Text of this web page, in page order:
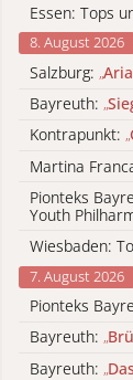
Essen: Tops
8. August 2026
Salzburg: „
Bayreuth: „
Kontrapunkt: „
Martina
Pionteks
Youth
Wiesbaden:
7. August 2026
Pionteks
Bayreuth: „
Bayreuth: „